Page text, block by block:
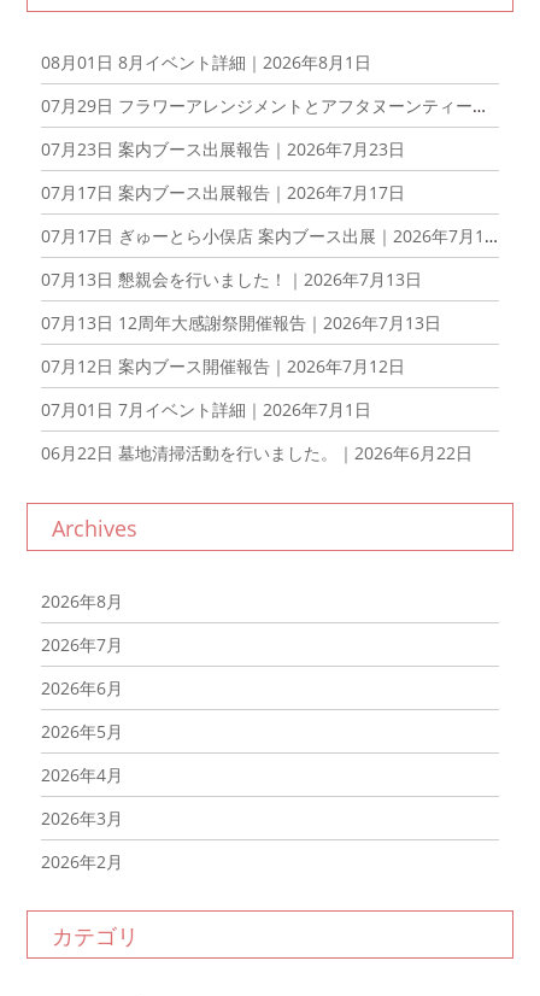
08月01日 8月イベント詳細｜2026年8月1日
07月29日 フラワーアレンジメントとアフタヌーンティーを楽しむ会を開催しました！｜2026年7月29日
07月23日 案内ブース出展報告｜2026年7月23日
07月17日 案内ブース出展報告｜2026年7月17日
07月17日 ぎゅーとら小俣店 案内ブース出展｜2026年7月17日
07月13日 懇親会を行いました！｜2026年7月13日
07月13日 12周年大感謝祭開催報告｜2026年7月13日
07月12日 案内ブース開催報告｜2026年7月12日
07月01日 7月イベント詳細｜2026年7月1日
06月22日 墓地清掃活動を行いました。｜2026年6月22日
Archives
2026年8月
2026年7月
2026年6月
2026年5月
2026年4月
2026年3月
2026年2月
2026年1月
2025年12月
カテゴリ